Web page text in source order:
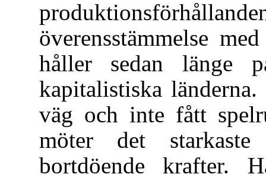
överensstämmelse
håller sedan
kapitalistiska
väg och inte fått
möter det starkaste
bortdöende krafter.